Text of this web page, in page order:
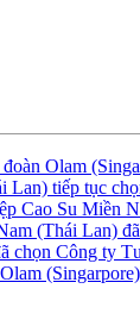
Olam
Lan) tiếp tục
Cao Su Miền
(Thái Lan)
Công ty